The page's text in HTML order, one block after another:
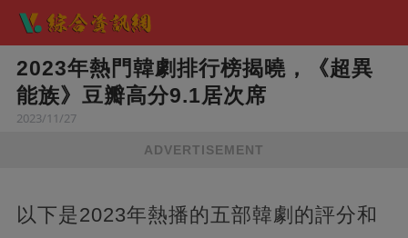
2023年熱門韓劇排行榜揭曉，《超異
能族》豆瓣高分9.1居次席
2023/11/27
ADVERTISEMENT
以下是2023年熱播的五部韓劇的評分和